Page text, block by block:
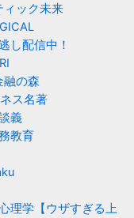
ィック未来
し配信中！
融の森
ス名著
義
教育
理学【ウザすぎる上